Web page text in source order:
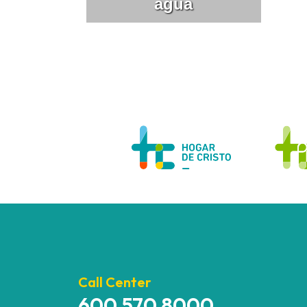
agua
Call Center